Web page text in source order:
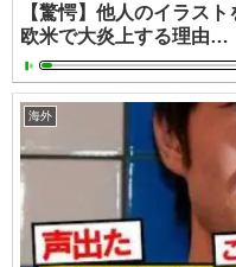
【驚愕】他人のイラス
欧米で大炎上する理由…
海外